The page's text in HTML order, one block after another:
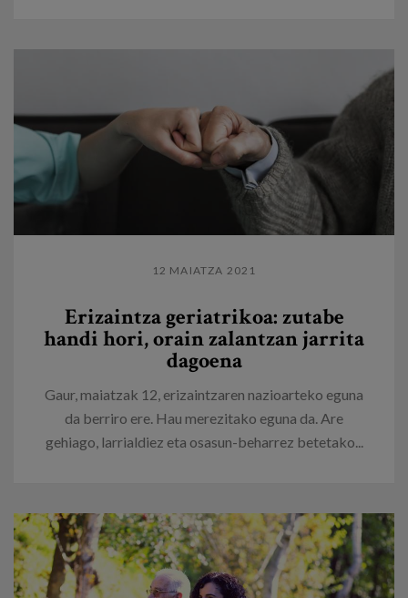
12 MAIATZA 2021
Erizaintza geriatrikoa: zutabe
handi hori, orain zalantzan jarrita
dagoena
Gaur, maiatzak 12, erizaintzaren nazioarteko eguna
da berriro ere. Hau merezitako eguna da. Are
gehiago, larrialdiez eta osasun-beharrez betetako...